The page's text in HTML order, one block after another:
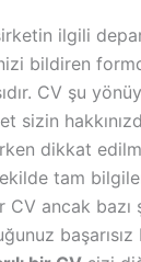
ilgili
bildiren
CV şu
sizin
dikkat
tam
ancak bazı